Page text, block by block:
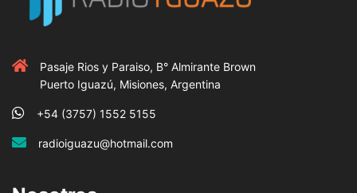
Pasaje Rios y Paraiso, B° Almirante Brown
Puerto Iguazú, Misiones, Argentina
+54 (3757) 1552 5155
radioiguazu@hotmail.com